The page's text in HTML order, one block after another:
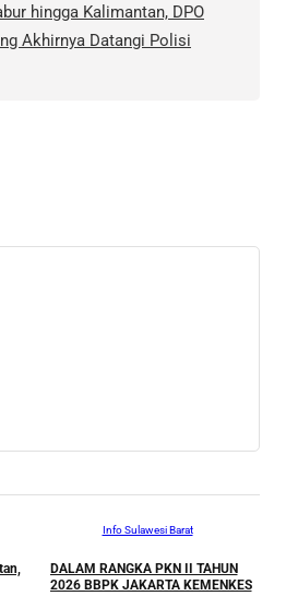
hingga Kalimantan, DPO
Akhirnya Datangi Polisi
Info Sulawesi Barat
DALAM RANGKA PKN II TAHUN
2026 BBPK JAKARTA KEMENKES